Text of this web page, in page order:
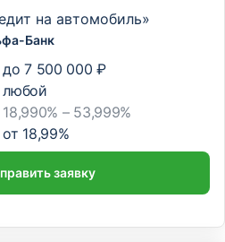
на автомобиль»
Банк
до 7 500 000 ₽
любой
18,990% – 53,999%
от 18,99%
заявку